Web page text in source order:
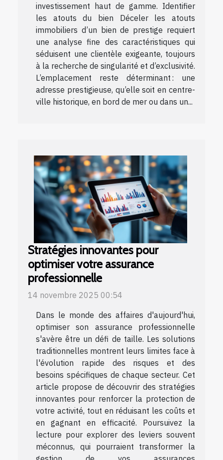
investissement haut de gamme. Identifier
les atouts du bien Déceler les atouts
immobiliers d’un bien de prestige requiert
une analyse fine des caractéristiques qui
séduisent une clientèle exigeante, toujours
à la recherche de singularité et d’exclusivité.
L’emplacement reste déterminant : une
adresse prestigieuse, qu’elle soit en centre-
ville historique, en bord de mer ou dans un...
Stratégies innovantes pour
optimiser votre assurance
professionnelle
14 novembre 2025 00:54
Dans le monde des affaires d'aujourd'hui,
optimiser son assurance professionnelle
s'avère être un défi de taille. Les solutions
traditionnelles montrent leurs limites face à
l'évolution rapide des risques et des
besoins spécifiques de chaque secteur. Cet
article propose de découvrir des stratégies
innovantes pour renforcer la protection de
votre activité, tout en réduisant les coûts et
en gagnant en efficacité. Poursuivez la
lecture pour explorer des leviers souvent
méconnus, qui pourraient transformer la